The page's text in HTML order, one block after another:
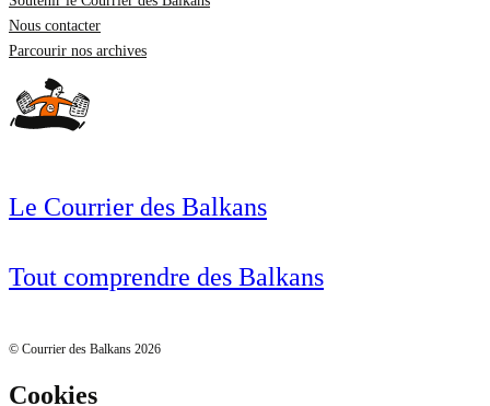
Nous contacter
Parcourir nos archives
Le Courrier des Balkans
Tout comprendre des Balkans
© Courrier des Balkans 2026
Cookies